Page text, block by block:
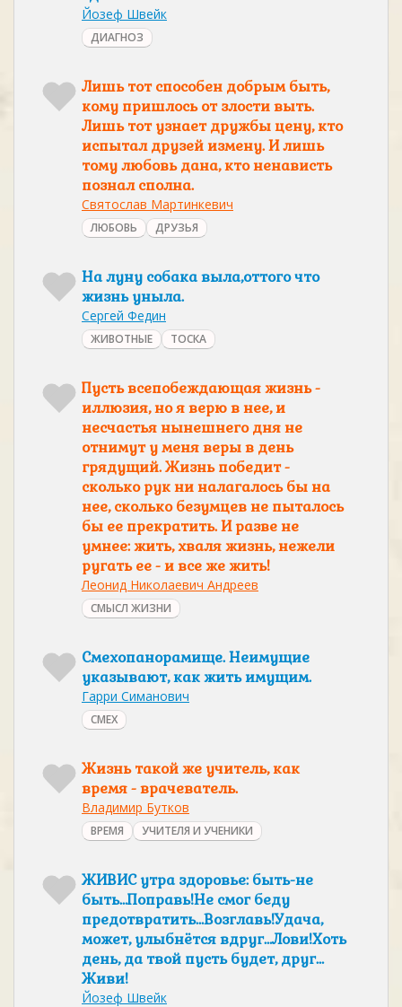
Йозеф Швейк
ДИАГНОЗ
Лишь тот способен добрым быть,
кому пришлось от злости выть.
Лишь тот узнает дружбы цену, кто
испытал друзей измену. И лишь
тому любовь дана, кто ненависть
познал сполна.
Святослав Мартинкевич
ЛЮБОВЬ ДРУЗЬЯ
На луну собака выла,оттого что
жизнь уныла.
Сергей Федин
ЖИВОТНЫЕ ТОСКА
Пусть всепобеждающая жизнь -
иллюзия, но я верю в нее, и
несчастья нынешнего дня не
отнимут у меня веры в день
грядущий. Жизнь победит -
сколько рук ни налагалось бы на
нее, сколько безумцев не пыталось
бы ее прекратить. И разве не
умнее: жить, хваля жизнь, нежели
ругать ее - и все же жить!
Леонид Николаевич Андреев
СМЫСЛ ЖИЗНИ
Смехопанорамище. Неимущие
указывают, как жить имущим.
Гарри Симанович
СМЕХ
Жизнь такой же учитель, как
время - врачеватель.
Владимир Бутков
ВРЕМЯ УЧИТЕЛЯ И УЧЕНИКИ
ЖИВИС утра здоровье: быть-не
быть…Поправь!Не смог беду
предотвратить…Возглавь!Удача,
может, улыбнётся вдруг…Лови!Хоть
день, да твой пусть будет, друг…
Живи!
Йозеф Швейк